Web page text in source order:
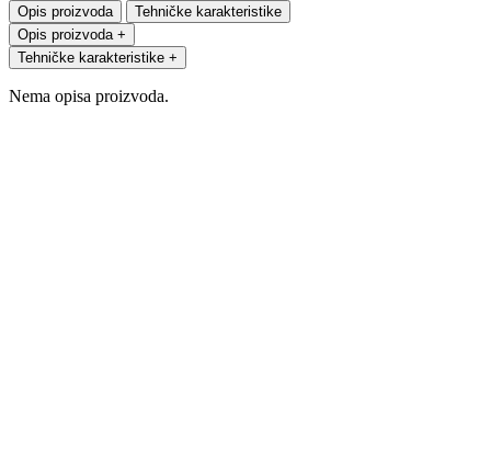
Opis proizvoda
Tehničke karakteristike
Opis proizvoda +
Tehničke karakteristike +
Nema opisa proizvoda.